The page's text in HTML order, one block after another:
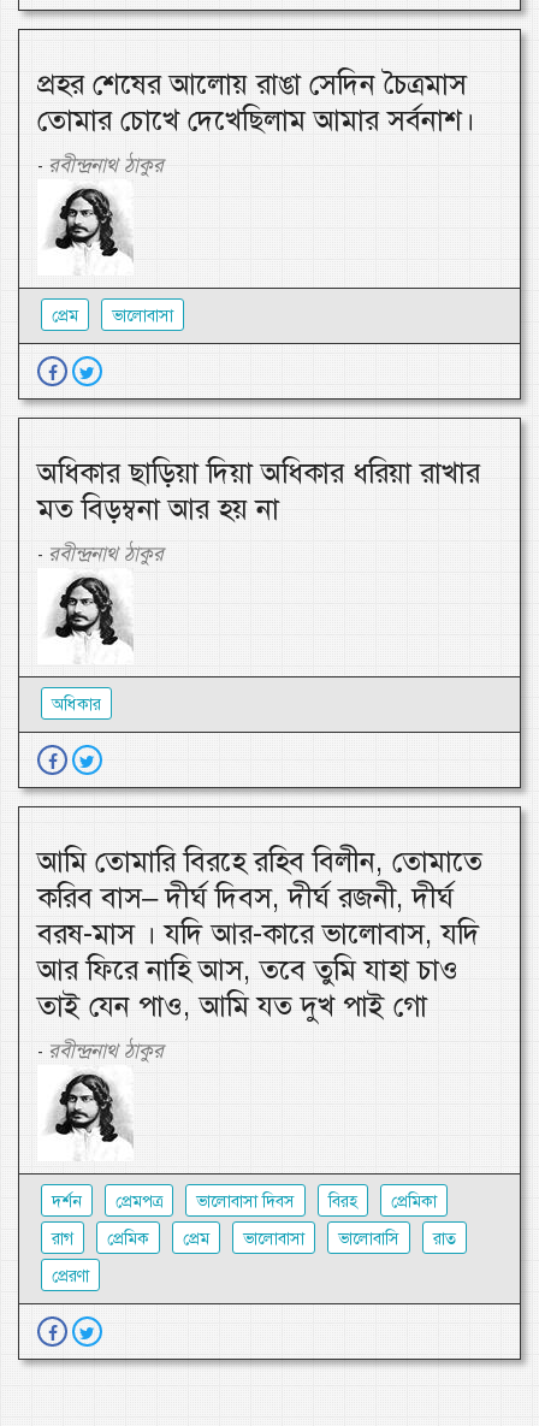
প্রহর শেষের আলোয় রাঙা সেদিন চৈত্রমাস
তোমার চোখে দেখেছিলাম আমার সর্বনাশ।
- রবীন্দ্রনাথ ঠাকুর
প্রেম ভালোবাসা
অধিকার ছাড়িয়া দিয়া অধিকার ধরিয়া রাখার
মত বিড়ম্বনা আর হয় না
- রবীন্দ্রনাথ ঠাকুর
অধিকার
আমি তোমারি বিরহে রহিব বিলীন, তোমাতে
করিব বাস– দীর্ঘ দিবস, দীর্ঘ রজনী, দীর্ঘ
বরষ-মাস । যদি আর-কারে ভালোবাস, যদি
আর ফিরে নাহি আস, তবে তুমি যাহা চাও
তাই যেন পাও, আমি যত দুখ পাই গো
- রবীন্দ্রনাথ ঠাকুর
দর্শন প্রেমপত্র ভালোবাসা দিবস বিরহ
প্রেমিকা
রাগ
প্রেমিক প্রেম ভালোবাসা ভালোবাসি
রাত
প্রেরণা